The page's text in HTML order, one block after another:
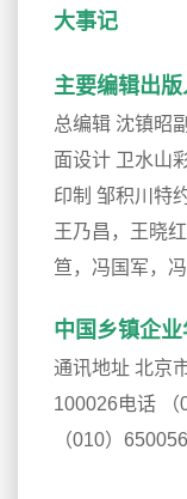
大事记
主要编辑出版
总编辑 沈镇昭
面设计 卫水山
印制 邹积川特
王乃昌，王晓
笪，冯国军，
中国乡镇企
通讯地址 北京
100026电话 （
（010）